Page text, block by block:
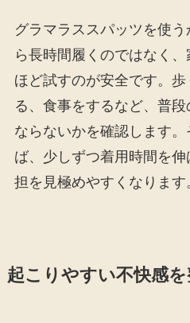
グラマラススパッツを使
ら長時間履くのではなく
ほど試すのが安全です。
る、食事をするなど、普
ならないかを確認します
ば、少しずつ着用時間を
担を見極めやすくなります
起こりやすい不快感を